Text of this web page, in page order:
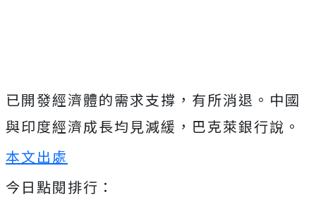
已開發經濟體的需求支撐，有所消退。中國
與印度經濟成長均見減緩，巴克萊銀行說。
本文出處
今日點閱排行：